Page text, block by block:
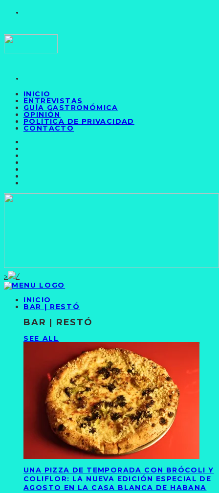
INICIO
ENTREVISTAS
GUÍA GASTRONÓMICA
OPINIÓN
POLÍTICA DE PRIVACIDAD
CONTACTO
>
INICIO
BAR | RESTÓ
BAR | RESTÓ
SEE ALL
UNA PIZZA DE TEMPORADA CON BRÓCOLI Y
COLIFLOR: LA NUEVA EDICIÓN ESPECIAL DE
AGOSTO EN LA CASA BLANCA DE HABANA